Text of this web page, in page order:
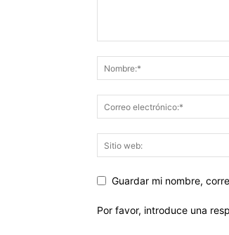
Guardar mi nombre,
Por favor, introduce una